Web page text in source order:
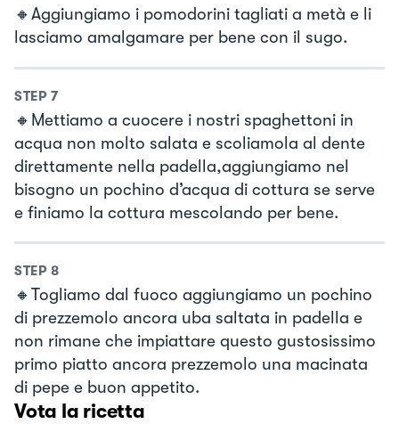
🔸Aggiungiamo i pomodorini tagliati a metà e li
lasciamo amalgamare per bene con il sugo.
STEP 7
🔸Mettiamo a cuocere i nostri spaghettoni in
acqua non molto salata e scoliamola al dente
direttamente nella padella,aggiungiamo nel
bisogno un pochino d’acqua di cottura se serve
e finiamo la cottura mescolando per bene.
STEP 8
🔸Togliamo dal fuoco aggiungiamo un pochino
di prezzemolo ancora uba saltata in padella e
non rimane che impiattare questo gustosissimo
primo piatto ancora prezzemolo una macinata
di pepe e buon appetito.
Vota la ricetta